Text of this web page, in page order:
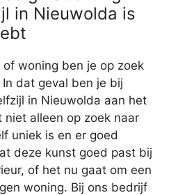
in Nieuwolda is
woning ben je op zoek
dat geval ben je bij
in Nieuwolda aan het
alleen op zoek naar
uniek is en er goed
deze kunst goed past bij
of het nu gaat om een
woning. Bij ons bedrijf